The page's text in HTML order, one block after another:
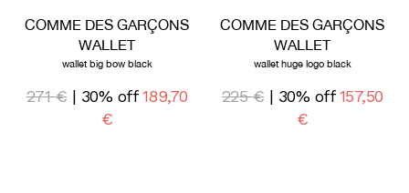
COMME DES GARÇONS
WALLET
wallet big bow black
271 € | 30% off 189,70
€
COMME DES GARÇONS
WALLET
wallet huge logo black
225 € | 30% off 157,50
€